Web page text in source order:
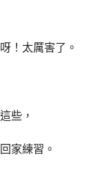
！太厲害了。
些，
家練習。